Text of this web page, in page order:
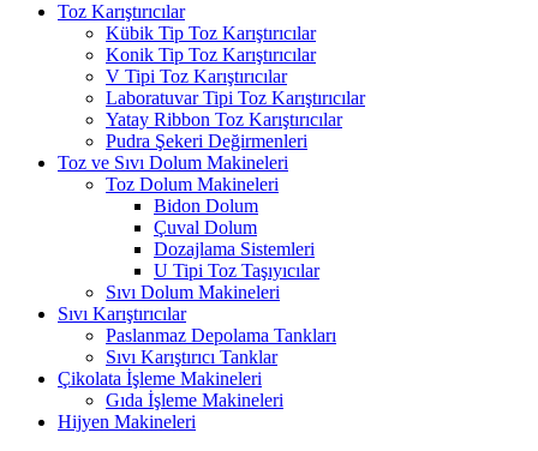
Toz Karıştırıcılar
Kübik Tip Toz Karıştırıcılar
Konik Tip Toz Karıştırıcılar
V Tipi Toz Karıştırıcılar
Laboratuvar Tipi Toz Karıştırıcılar
Yatay Ribbon Toz Karıştırıcılar
Pudra Şekeri Değirmenleri
Toz ve Sıvı Dolum Makineleri
Toz Dolum Makineleri
Bidon Dolum
Çuval Dolum
Dozajlama Sistemleri
U Tipi Toz Taşıyıcılar
Sıvı Dolum Makineleri
Sıvı Karıştırıcılar
Paslanmaz Depolama Tankları
Sıvı Karıştırıcı Tanklar
Çikolata İşleme Makineleri
Gıda İşleme Makineleri
Hijyen Makineleri